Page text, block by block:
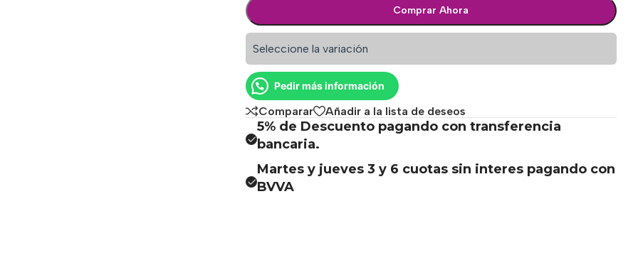
Comprar Ahora
Seleccione la variación
Pedir más información
Comparar Añadir a la lista de deseos
5% de Descuento pagando con transferencia
bancaria.
Martes y jueves 3 y 6 cuotas sin interes pagando con
BVVA